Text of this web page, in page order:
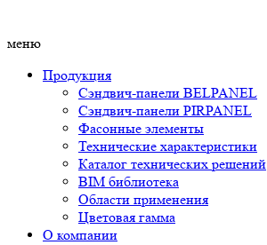
меню
Продукция
Сэндвич-панели BELPANEL
Сэндвич-панели PIRPANEL
Фасонные элементы
Технические характеристики
Каталог технических решений
BIM библиотека
Области применения
Цветовая гамма
О компании